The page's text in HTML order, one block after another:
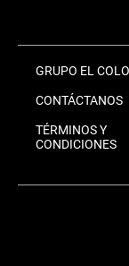
GRUPO EL
CONTÁCTANOS
TÉRMINOS Y
CONDICIONES